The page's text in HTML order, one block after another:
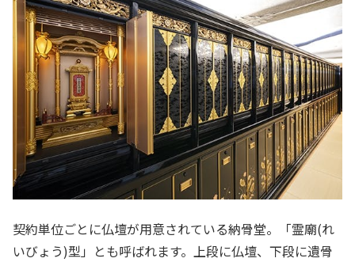
契約単位ごとに仏壇が用意されている納骨堂。「霊廟(れ
いびょう)型」とも呼ばれます。上段に仏壇、下段に遺骨